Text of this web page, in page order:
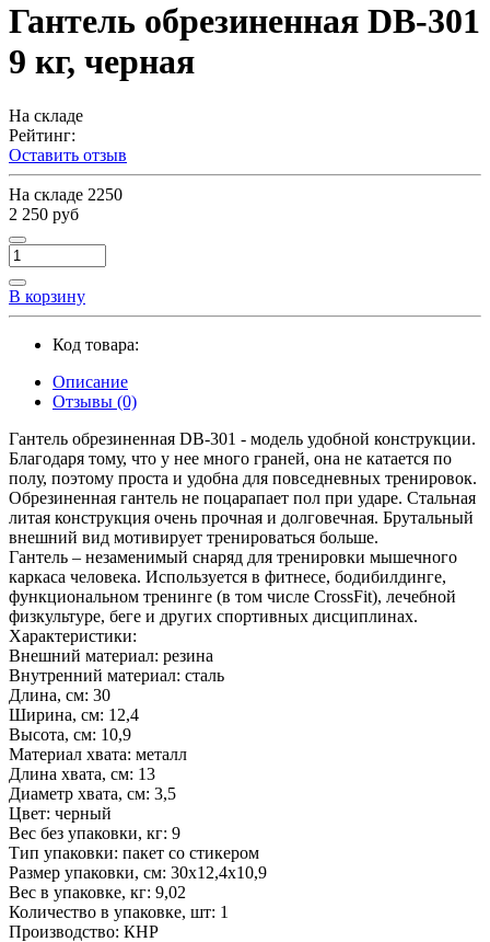
Гантель обрезиненная DB-301
9 кг, черная
На складе
Рейтинг:
Оставить отзыв
На складе 2250
2 250 руб
В корзину
Код товара:
Описание
Отзывы (0)
Гантель обрезиненная DB-301 - модель удобной конструкции.
Благодаря тому, что у нее много граней, она не катается по
полу, поэтому проста и удобна для повседневных тренировок.
Обрезиненная гантель не поцарапает пол при ударе. Стальная
литая конструкция очень прочная и долговечная. Брутальный
внешний вид мотивирует тренироваться больше.
Гантель – незаменимый снаряд для тренировки мышечного
каркаса человека. Используется в фитнесе, бодибилдинге,
функциональном тренинге (в том числе CrossFit), лечебной
физкультуре, беге и других спортивных дисциплинах.
Характеристики:
Внешний материал: резина
Внутренний материал: сталь
Длина, см: 30
Ширина, см: 12,4
Высота, см: 10,9
Материал хвата: металл
Длина хвата, см: 13
Диаметр хвата, см: 3,5
Цвет: черный
Вес без упаковки, кг: 9
Тип упаковки: пакет со стикером
Размер упаковки, см: 30х12,4х10,9
Вес в упаковке, кг: 9,02
Количество в упаковке, шт: 1
Производство: КНР